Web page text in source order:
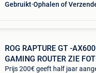
Gebruikt Ophalen of
ROG RAPTURE GT -
GAMING ROUTER ZIE
Prijs 200€ geeft half jaar